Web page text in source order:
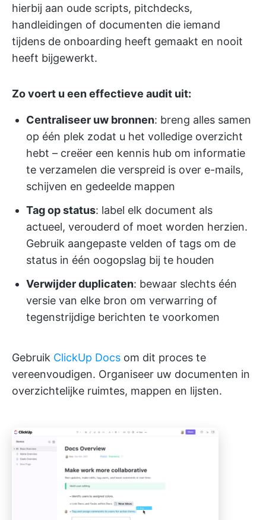
hierbij aan oude scripts, pitchdecks,
handleidingen of documenten die iemand
tijdens de onboarding heeft gemaakt en nooit
heeft bijgewerkt.
Zo voert u een effectieve audit uit:
Centraliseer uw bronnen: breng alles samen
op één plek zodat u het volledige overzicht
hebt – creëer een kennis hub om informatie
te verzamelen die verspreid is over e-mails,
schijven en gedeelde mappen
Tag op status: label elk document als
actueel, verouderd of moet worden herzien.
Gebruik aangepaste velden of tags om de
status in één oogopslag bij te houden
Verwijder duplicaten: bewaar slechts één
versie van elke bron om verwarring of
tegenstrijdige berichten te voorkomen
Gebruik ClickUp Docs om dit proces te
vereenvoudigen. Organiseer uw documenten in
overzichtelijke ruimtes, mappen en lijsten.